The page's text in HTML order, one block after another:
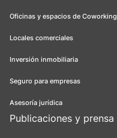
Oficinas y espacios de Coworking
Locales comerciales
Inversión inmobiliaria
Seguro para empresas
Asesoría jurídica
Publicaciones y prensa